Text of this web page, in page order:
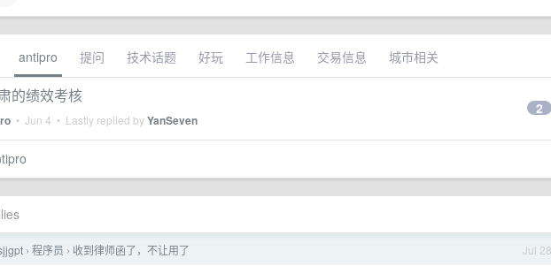
antipro 提问 技术话题 好玩 工作信息 交易信息 城市相关
的绩效考核
• Jun 4 • Lastly replied byYanSeven
2
Jul 28
› 程序员 › 收到律师函了，不让用了